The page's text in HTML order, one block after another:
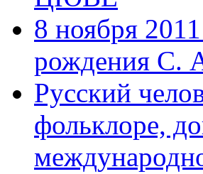
8 ноября
рождения С.
Русский
фольклоре,